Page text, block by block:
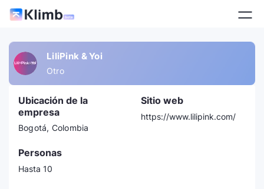
LiliPink & Yoi
Otro
Ubicación de la
empresa
Bogotá, Colombia
Sitio web
https://www.lilipink.com/
Personas
Hasta 10